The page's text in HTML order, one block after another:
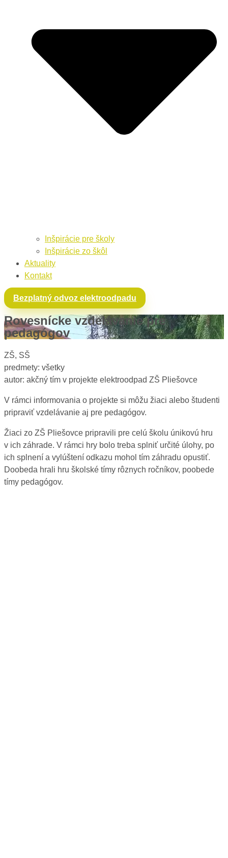
Inšpirácie pre školy
Inšpirácie zo škôl
Aktuality
Kontakt
Bezplatný odvoz elektroodpadu
Rovesnícke vzdelávanie pre
pedagógov
ZŠ, SŠ
predmety: všetky
autor: akčný tím v projekte elektroodpad ZŠ Pliešovce
V rámci informovania o projekte si môžu žiaci alebo študenti
pripraviť vzdelávanie aj pre pedagógov.
Žiaci zo ZŠ Pliešovce pripravili pre celú školu únikovú hru
v ich záhrade. V rámci hry bolo treba splniť určité úlohy, po
ich splnení a vylúštení odkazu mohol tím záhradu opustiť.
Doobeda hrali hru školské tímy rôznych ročníkov, poobede
tímy pedagógov.